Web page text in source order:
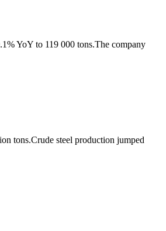
YoY to 119 000 tons.The company
tons.Crude steel production jumped